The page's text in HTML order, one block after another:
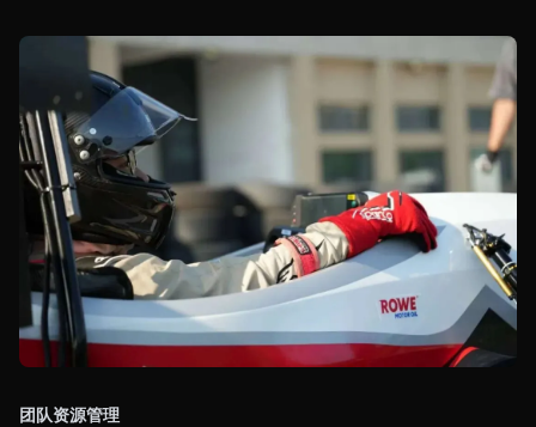
团队资源管理